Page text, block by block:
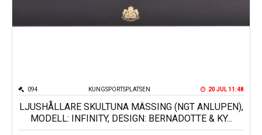
KUNGSPORTSPLATSEN
094 20 JUL 11:48
LJUSHÅLLARE SKULTUNA MÄSSING (NGT ANLUPEN),
MODELL: INFINITY, DESIGN: BERNADOTTE & KY...